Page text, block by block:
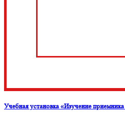
Учебная установка «Изучение